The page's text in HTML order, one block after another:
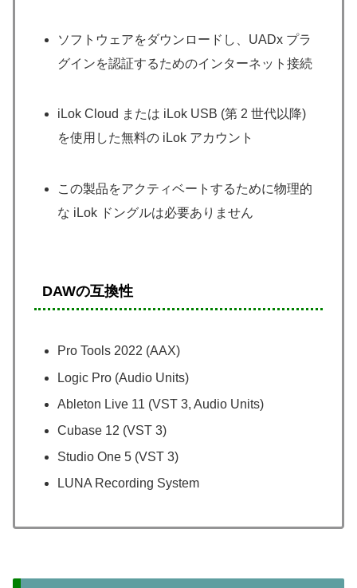
ソフトウェアをダウンロードし、UADx プラ
グインを認証するためのインターネット接続
iLok Cloud または iLok USB (第 2 世代以降)
を使用した無料の iLok アカウント
この製品をアクティベートするために物理的
な iLok ドングルは必要ありません
DAWの互換性
Pro Tools 2022 (AAX)
Logic Pro (Audio Units)
Ableton Live 11 (VST 3, Audio Units)
Cubase 12 (VST 3)
Studio One 5 (VST 3)
LUNA Recording System